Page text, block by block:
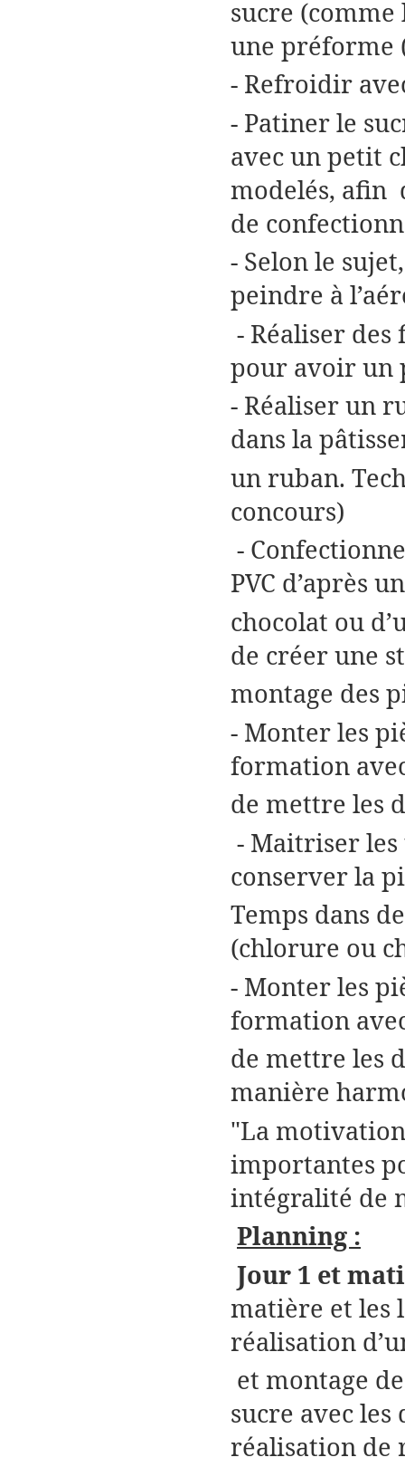
sucre
une préforme
- Refroidir
- Patiner le
avec un petit
modelés, afin
de
- Selon le
peindre à
- Réaliser
pour avoir un
- Réaliser un
dans la
un ruban.
concours)
-
PVC d’après
chocolat ou
de créer une
montage des
- Monter les
formation
de mettre les
- Maitriser
conserver la
Temps dans
(chlorure ou
- Monter les
formation
de mettre les
manière
"La
importantes
intégralité de
Planning :
Jour 1 et
matière et les
réalisation
et montage
sucre avec
réalisation de